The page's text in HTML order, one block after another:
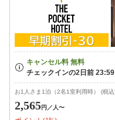
お1人さま1泊（2名1室利用時） (税込
2,565円 ／人〜